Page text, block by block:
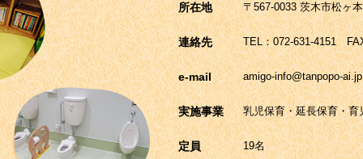
所在地 〒567-0033 茨木市松ヶ
連絡先 TEL：072-631-4151
e-mail amigo-info@tanpopo-ai.jp
実施事業 乳児保育・延長保育・育
定員 19名